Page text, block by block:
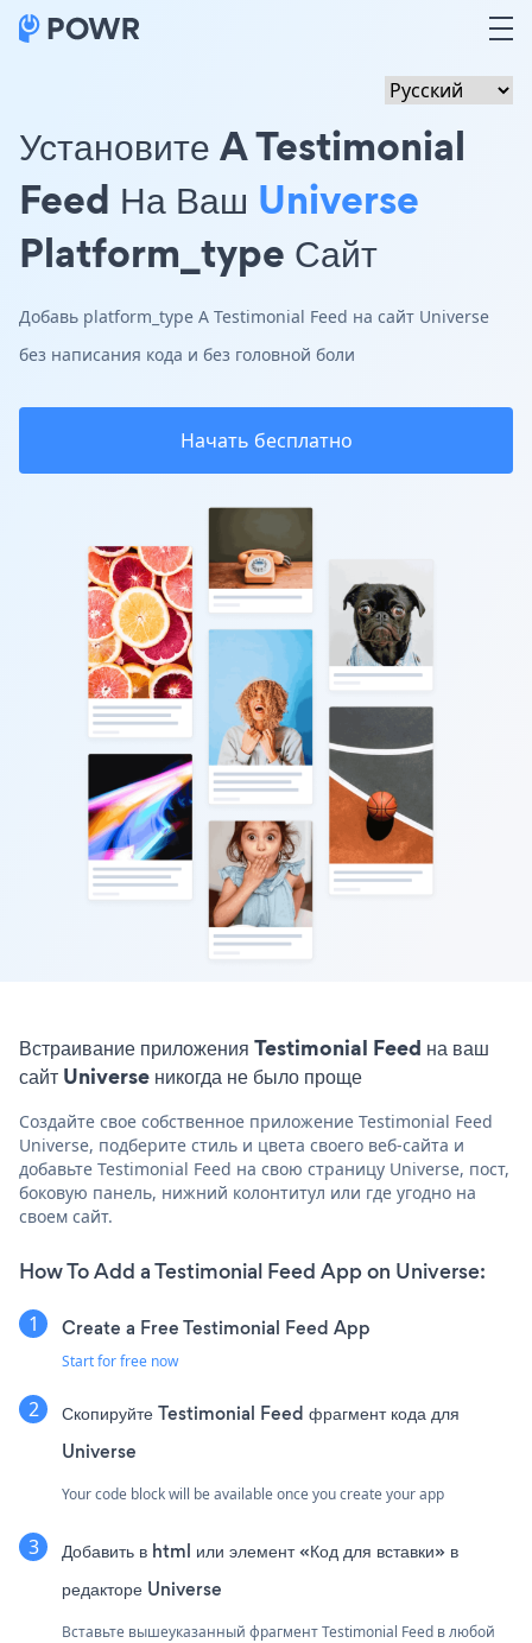
Установите A Testimonial
Feed На Ваш Universe
Platform_type Сайт
Добавь platform_type A Testimonial Feed на сайт Universe
без написания кода и без головной боли
Начать бесплатно
Встраивание приложения Testimonial Feed на ваш
сайт Universe никогда не было проще
Создайте свое собственное приложение Testimonial Feed
Universe, подберите стиль и цвета своего веб-сайта и
добавьте Testimonial Feed на свою страницу Universe, пост,
боковую панель, нижний колонтитул или где угодно на
своем сайт.
How To Add a Testimonial Feed App on Universe:
Create a Free Testimonial Feed App
Start for free now
Скопируйте Testimonial Feed фрагмент кода для
Universe
Your code block will be available once you create your app
Добавить в html или элемент «Код для вставки» в
редакторе Universe
Вставьте вышеуказанный фрагмент Testimonial Feed в любой